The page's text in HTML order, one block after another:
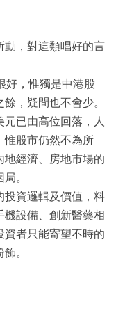
動，對這類唱好的言
好，惟獨是中港股
，疑問也不會少。
已由高位回落，人
惟股市仍然不為所
地經濟、房地市場的
。
投資邏輯及價值，料
機設備、創新醫藥相
資者只能寄望不時的
。